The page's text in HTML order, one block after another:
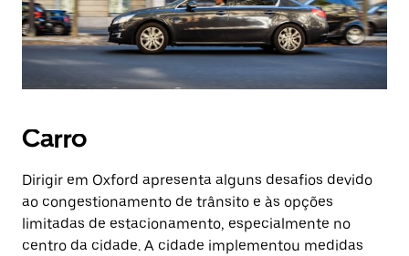
Carro
Dirigir em Oxford apresenta alguns desafios devido
ao congestionamento de trânsito e às opções
limitadas de estacionamento, especialmente no
centro da cidade. A cidade implementou medidas